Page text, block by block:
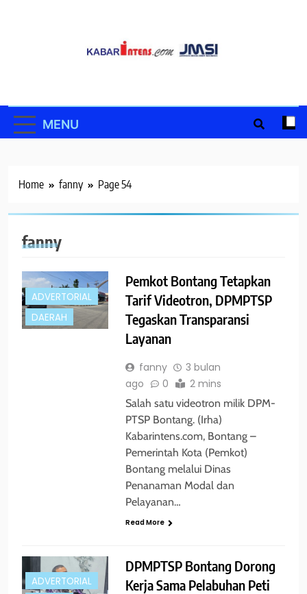
MENU
Home fanny Page 54
fanny
ADVERTORIAL
DAERAH
Pemkot Bontang Tetapkan
Tarif Videotron, DPMPTSP
Tegaskan Transparansi
Layanan
fanny
3 bulan
ago
0 2 mins
Salah satu videotron milik DPM-
PTSP Bontang. (Irha)
Kabarintens.com, Bontang –
Pemerintah Kota (Pemkot)
Bontang melalui Dinas
Penanaman Modal dan
Pelayanan…
Read More
ADVERTORIAL
DPMPTSP Bontang Dorong
Kerja Sama Pelabuhan Peti